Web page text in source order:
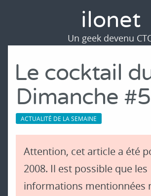
Le cocktail
Dimanche #5
ACTUALITÉ DE LA SEMAINE
Attention, cet article a été
2008. Il est possible que les
informations mentionnées
ilonet
Un geek devenu